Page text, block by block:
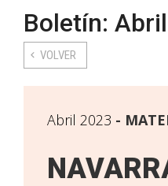
Boletín:
VOLVER
Abril 2023